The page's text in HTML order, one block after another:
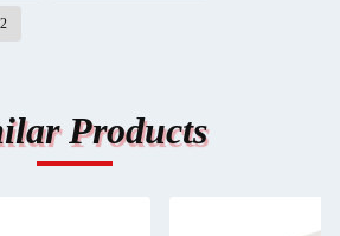
Products